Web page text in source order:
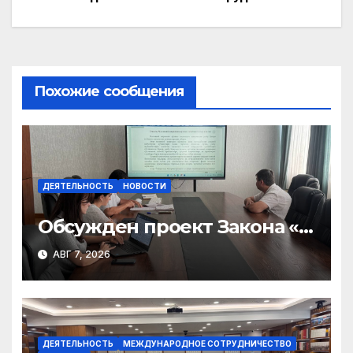
Похожие сообщения
ДЕЯТЕЛЬНОСТЬ НОВОСТИ
Обсужден проект Закона «О
финансовом штрафе»
АВГ 7, 2026
ДЕЯТЕЛЬНОСТЬ
МЕЖДУНАРОДНОЕ СОТРУДНИЧЕСТВО